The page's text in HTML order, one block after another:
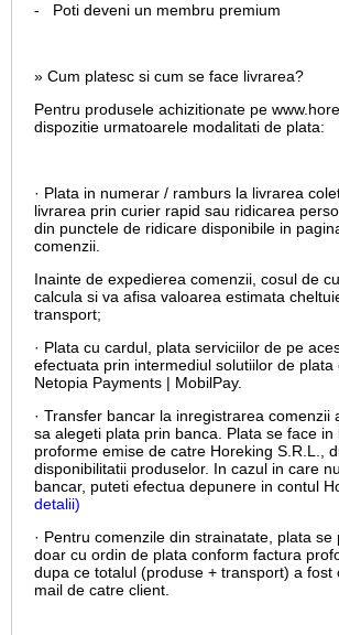
- Poti deveni un membru premium
» Cum platesc si cum se face livrarea?
Pentru produsele achizitionate pe
dispozitie urmatoarele modalitati de plata:
· Plata in numerar / ramburs la livrarea
livrarea prin curier rapid sau ridicarea
din punctele de ridicare disponibile in
comenzii.
Inainte de expedierea comenzii, cosul de
calcula si va afisa valoarea estimata
transport;
· Plata cu cardul, plata serviciilor de pe
efectuata prin intermediul solutiilor de plata
Netopia Payments | MobilPay.
· Transfer bancar la inregistrarea comenzii
sa alegeti plata prin banca. Plata se face in
proforme emise de catre Horeking S.R.L.,
disponibilitatii produselor. In cazul in care
bancar, puteti efectua depunere in contul
detalii)
· Pentru comenzile din strainatate, plata se
doar cu ordin de plata conform factura
dupa ce totalul (produse + transport) a fost
mail de catre client.